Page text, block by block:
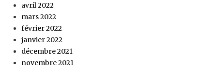
avril 2022
mars 2022
février 2022
janvier 2022
décembre 2021
novembre 2021